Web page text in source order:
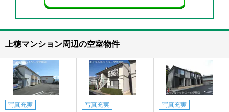
上穂マンション周辺の空室物件
写真充実 写真充実 写真充実